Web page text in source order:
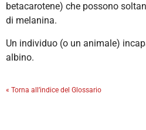
betacarotene) che possono
di melanina.
Un individuo (o un animale)
albino.
« Torna all’indice del Glossario